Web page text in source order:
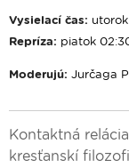
Vysielací čas: utorok
Repríza: piatok
Moderujú: Jurčaga
Kontaktná
kresťanskí